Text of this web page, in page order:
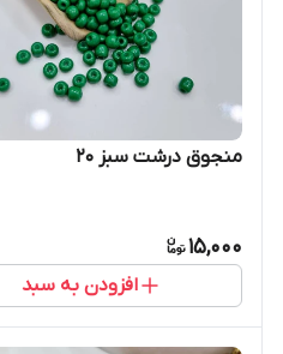
منجوق درشت سبز ۲۰
15,000
افزودن به سبد